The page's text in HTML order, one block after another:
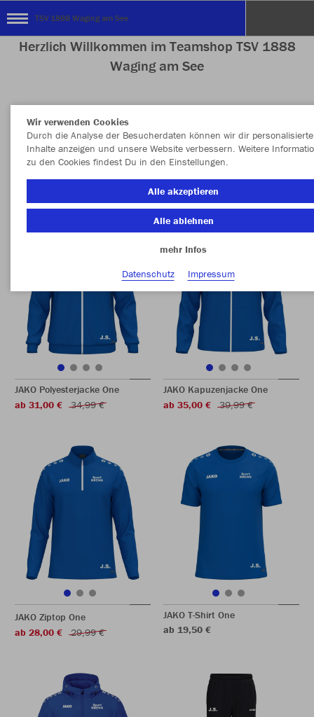
TSV 1888 Waging am See
Herzlich Willkommen im Teamshop TSV 1888
Waging am See
Nachhaltig Farbe
JAKO Polyesterjacke One
ab 31,00 €
34,99 €
JAKO Kapuzenjacke One
ab 35,00 €
39,99 €
JAKO Ziptop One
ab 28,00 €
29,99 €
JAKO T-Shirt One
ab 19,50 €
Wir verwenden Cookies
Durch die Analyse der Besucherdaten können wir dir personalisierte
Inhalte anzeigen und unsere Website verbessern. Weitere
zu den Cookies findest Du in den Einstellungen.
Alle akzeptieren
Alle ablehnen
mehr Infos
Datenschutz
Impressum